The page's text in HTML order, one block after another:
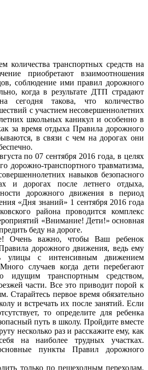
количества транспортных средств на
приобретают взаимоотношения
соблюдение ими правил дорожного
когда в результате ДТП страдают
сегодня такова, что количество
с участием несовершеннолетних
школьных каникул и особенно в
за время отдыха Правила дорожного
в связи с чем на дорогах они
по 07 сентября 2016 года, в целях
дорожно-транспортного травматизма,
навыков безопасного
и дорогах после летнего отдыха,
дорожного движения в период
«Дня знаний» 1 сентября 2016 года
района проводится комплекс
«Внимание! Дети!» основная
беду на дороге.
Очень важно, чтобы Ваш ребенок
дорожного движения, ведь ему
улицы с интенсивным движением
случаев когда дети перебегают
идущим транспортным средством,
части. Все это приводит порой к
Старайтесь первое время обязательно
и встречать их после занятий. Если
то определите для ребенка
путь в школу. Пройдите вместе
несколько раз и расскажите ему, как
на наиболее трудных участках.
пункты Правил дорожного
только по пешеходным переходам,